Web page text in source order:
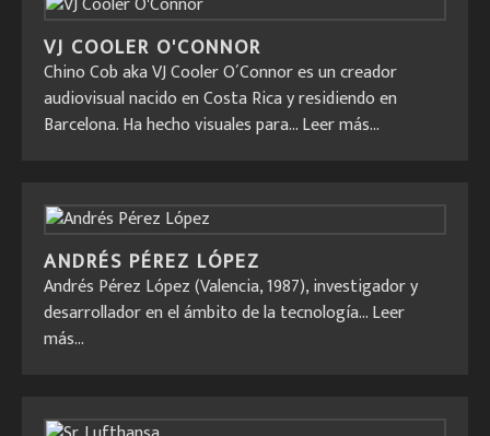
VJ COOLER O'CONNOR
Chino Cob aka VJ Cooler O´Connor es un creador
audiovisual nacido en Costa Rica y residiendo en
Barcelona. Ha hecho visuales para...Leer más...
ANDRÉS PÉREZ LÓPEZ
Andrés Pérez López (Valencia, 1987), investigador y
desarrollador en el ámbito de la tecnología...Leer
más...